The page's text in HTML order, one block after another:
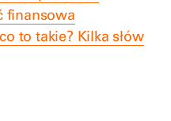
finansowa
to takie? Kilka słów